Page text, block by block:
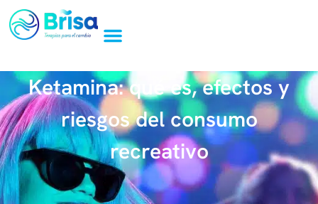
Ketamina: qué es, efectos y
riesgos del consumo
recreativo